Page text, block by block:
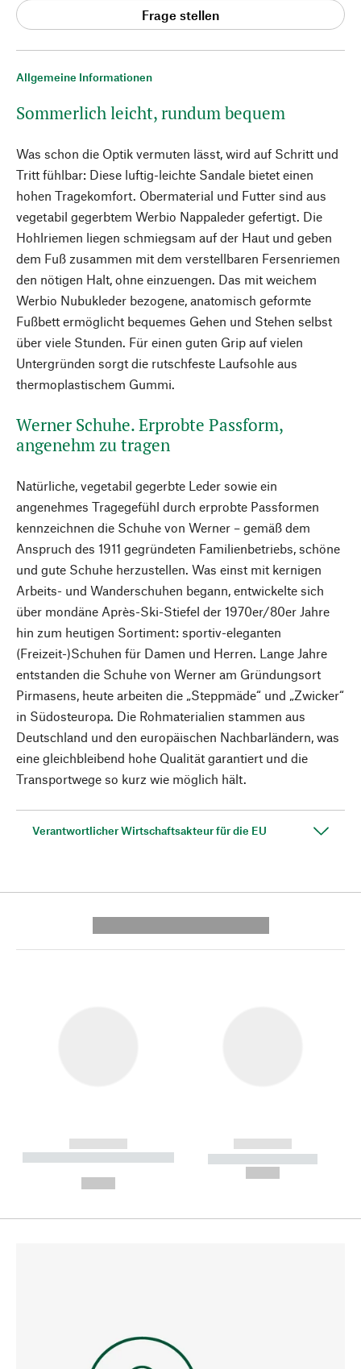
Allgemeine Informationen
Sommerlich leicht, rundum bequem
Was schon die Optik vermuten lässt, wird auf Schritt und
Tritt fühlbar: Diese luftig-leichte Sandale bietet einen
hohen Tragekomfort. Obermaterial und Futter sind aus
vegetabil gegerbtem Werbio Nappaleder gefertigt. Die
Hohlriemen liegen schmiegsam auf der Haut und geben
dem Fuß zusammen mit dem verstellbaren Fersenriemen
den nötigen Halt, ohne einzuengen. Das mit weichem
Werbio Nubukleder bezogene, anatomisch geformte
Fußbett ermöglicht bequemes Gehen und Stehen selbst
über viele Stunden. Für einen guten Grip auf vielen
Untergründen sorgt die rutschfeste Laufsohle aus
thermoplastischem Gummi.
Werner Schuhe. Erprobte Passform,
angenehm zu tragen
Natürliche, vegetabil gegerbte Leder sowie ein
angenehmes Tragegefühl durch erprobte Passformen
kennzeichnen die Schuhe von Werner – gemäß dem
Anspruch des 1911 gegründeten Familienbetriebs, schöne
und gute Schuhe herzustellen. Was einst mit kernigen
Arbeits- und Wanderschuhen begann, entwickelte sich
über mondäne Après-Ski-Stiefel der 1970er/80er Jahre
hin zum heutigen Sortiment: sportiv-eleganten
(Freizeit-)Schuhen für Damen und Herren. Lange Jahre
entstanden die Schuhe von Werner am Gründungsort
Pirmasens, heute arbeiten die „Steppmäde“ und „Zwicker“
in Südosteuropa. Die Rohmaterialien stammen aus
Deutschland und den europäischen Nachbarländern, was
eine gleichbleibend hohe Qualität garantiert und die
Transportwege so kurz wie möglich hält.
Verantwortlicher Wirtschaftsakteur für die EU
Frage stellen
------------
----------- ----------- --------
------------
----------- -----------